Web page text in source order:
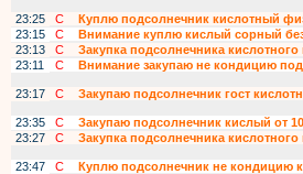
23:25
С
Куплю подсолнечник кислотный
23:15
С
Внимание куплю кислый сорный
23:13
С
Закупка подсолнечника
23:11
С
Внимание закупаю не кондицию
23:17
С
Закупаю подсолнечник гост
23:35
С
Закупаю подсолнечник кислый от
23:27
С
Закупка подсолнечника кислотного
23:47
С
Куплю подсолнечник не кондицию